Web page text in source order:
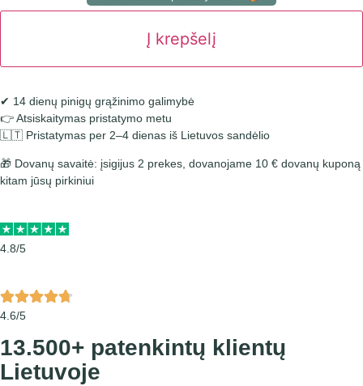
Į krepšelį
✔ 14 dienų pinigų grąžinimo galimybė
👉 Atsiskaitymas pristatymo metu
🇱🇹 Pristatymas per 2–4 dienas iš Lietuvos sandėlio
🎁 Dovanų savaitė: įsigijus 2 prekes, dovanojame 10 € dovanų kuponą
kitam jūsų pirkiniui
4.8/5
4.6/5
13.500+ patenkintų klientų
Lietuvoje